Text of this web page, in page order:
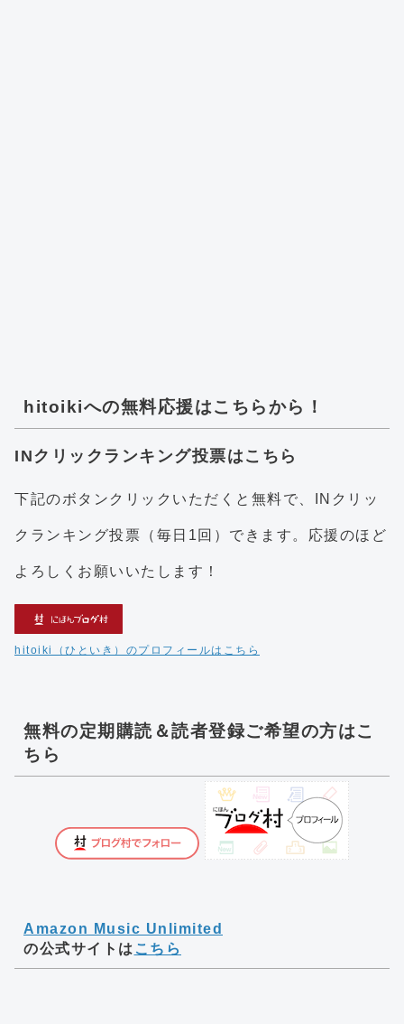
hitoikiへの無料応援はこちらから！
INクリックランキング投票はこちら
下記のボタンクリックいただくと無料で、INクリッ
クランキング投票（毎日1回）できます。応援のほど
よろしくお願いいたします！
hitoiki（ひといき）のプロフィールはこちら
無料の定期購読＆読者登録ご希望の方はこ
ちら
Amazon Music Unlimited
の公式サイトは こちら